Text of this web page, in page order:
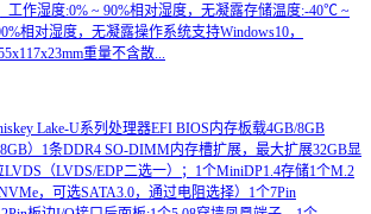
作湿度:0% ~ 90%相对湿度，无凝露存储温度:-40℃ ~
相对湿度，无凝露操作系统支持Windows10，
重量不含散...
Lake-U系列处理器EFI BIOS内存板载4GB/8GB
）1条DDR4 SO-DIMM内存槽扩展，最大扩展32GB显
（LVDS/EDP二选一）；1个MiniDP1.4存储1个M.2
，可选SATA3.0，通过电阻选择）1个7Pin